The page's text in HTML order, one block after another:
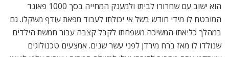
הוא ישוב עם שחרורו לביתו ולמענק המחייה בסך 1000 פאונד
המובטח לו מידי חודש בשל אי יכולתו לעבוד מפאת עודף משקלו. גם
במהלך כליאתו המשיכה משפחתו לקבל קצבה עבור חמשת הילדים
שנולדו לו מאז ברח מירדן לפני עשר שנים. אמצעים טכנולוגים